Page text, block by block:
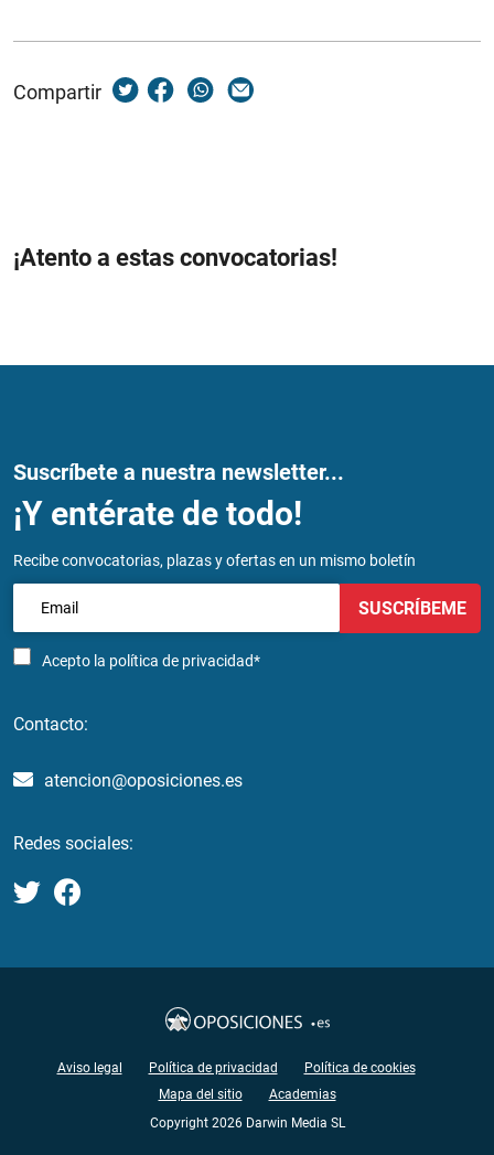
Compartir
¡Atento a estas convocatorias!
Suscríbete a nuestra newsletter...
¡Y entérate de todo!
Recibe convocatorias, plazas y ofertas en un mismo boletín
Acepto la política de privacidad*
SUSCRÍBEME
Contacto:
atencion@oposiciones.es
Redes sociales:
Aviso legal Política de privacidad
Política de cookies
Mapa del sitio
Academias
Copyright 2026 Darwin Media SL